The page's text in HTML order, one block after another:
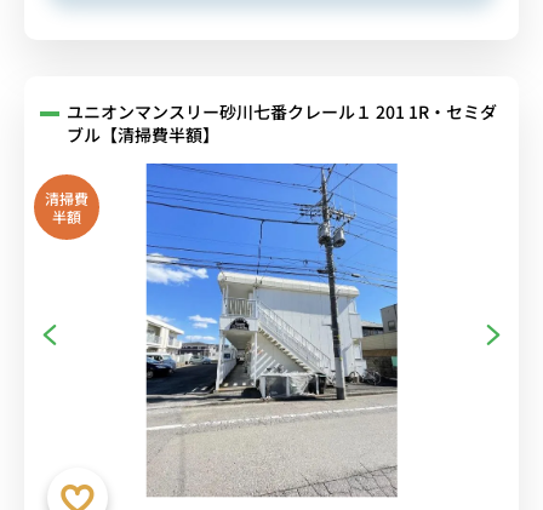
ユニオンマンスリー砂川七番クレール１ 201 1R・セミダ
ブル【清掃費半額】
清掃費
半額